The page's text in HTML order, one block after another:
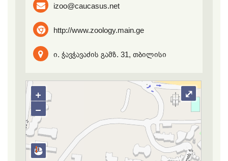
izoo@caucasus.net
http://www.zoology.main.ge
ი. ჭავჭავაძის გამზ. 31, თბილისი
+
−
⤢